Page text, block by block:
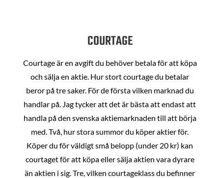
COURTAGE
Courtage är en avgift du behöver betala för att köpa
och sälja en aktie. Hur stort courtage du betalar
beror på tre saker. För de första vilken marknad du
handlar på. Jag tycker att det är bästa att endast att
handla på den svenska aktiemarknaden till att börja
med. Två, hur stora summor du köper aktier för.
Köper du för väldigt små belopp (under 20 kr) kan
courtaget för att köpa eller sälja aktien vara dyrare
än aktien i sig. Tre, vilken courtageklass du befinner